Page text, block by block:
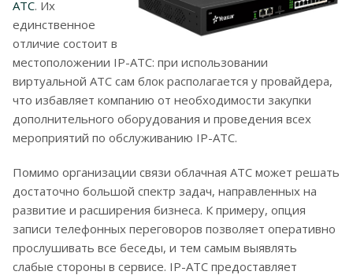
АТС. Их
единственное
отличие состоит в
местоположении IP-АТС: при использовании
виртуальной АТС сам блок располагается у провайдера,
что избавляет компанию от необходимости закупки
дополнительного оборудования и проведения всех
мероприятий по обслуживанию IP-АТС.
Помимо организации связи облачная АТС может решать
достаточно большой спектр задач, направленных на
развитие и расширения бизнеса. К примеру, опция
записи телефонных переговоров позволяет оперативно
прослушивать все беседы, и тем самым выявлять
слабые стороны в сервисе. IP-АТС предоставляет